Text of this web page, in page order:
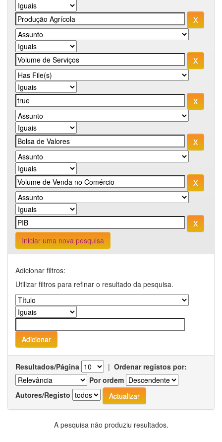
Iniciar uma nova pesquisa
Adicionar filtros:
Utilizar filtros para refinar o resultado da pesquisa.
Resultados/Página | Ordenar registos por:
Por ordem
Autores/Registo
A pesquisa não produziu resultados.